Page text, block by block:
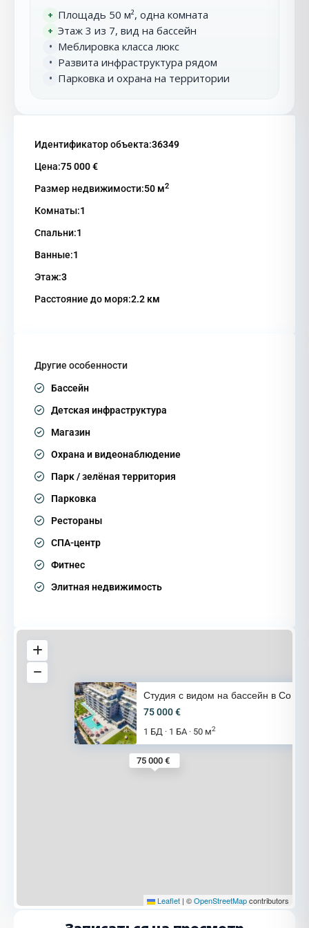
+ Площадь 50 м², одна комната
+ Этаж 3 из 7, вид на бассейн
• Меблировка класса люкс
• Развита инфраструктура рядом
• Парковка и охрана на территории
Идентификатор объекта:36349
Цена:75 000 €
Размер недвижимости:50 м2
Комнаты:1
Спальни:1
Ванные:1
Этаж:3
Расстояние до моря:2.2 км
Другие особенности
Бассейн
Детская инфраструктура
Магазин
Охрана и видеонаблюдение
Парк / зелёная территория
Парковка
Рестораны
СПА-центр
Фитнес
Элитная недвижимость
75 000 €
Студия с видом на бассейн в Со
75 000 €
1 БД · 1 БА · 50 м2
Leaflet | ©OpenStreetMapcontributors